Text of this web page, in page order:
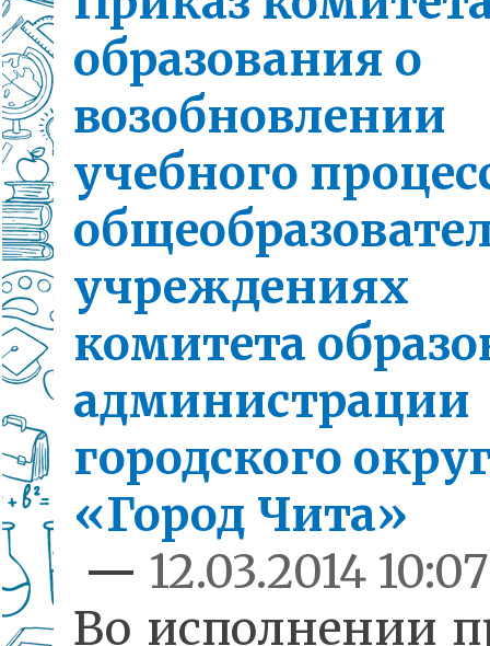
образования о
возобновлении
учебного
учреждениях
комитета
администрации
городского
«Город Чита»
— 12.03.2014 10:07
Во исполнении